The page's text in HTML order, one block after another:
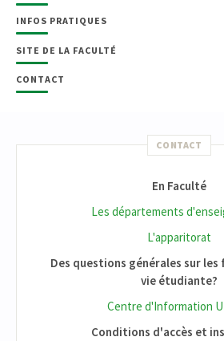
INFOS PRATIQUES
SITE DE LA FACULTÉ
CONTACT
CONTACT
En Faculté
Les départements
L'apparitorat
Des questions générales sur
vie étudiante?
Centre d'Information
Conditions d'accès et